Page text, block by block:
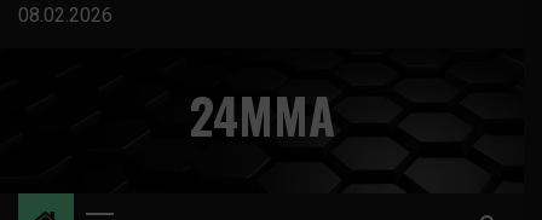
Перейти
08.02.2026
24MMA